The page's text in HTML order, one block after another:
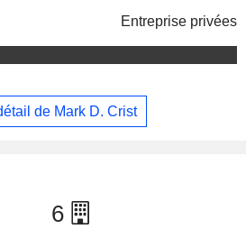
Entreprise privées
de Mark D. Crist
6